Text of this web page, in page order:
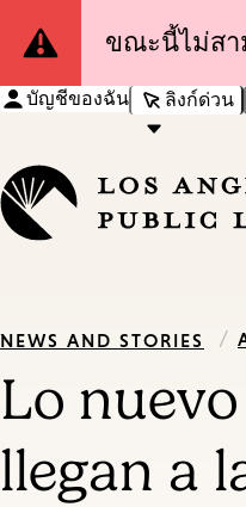
Site
ขณะนี้ไม่สา
บัญชีของฉัน ลิงก์ด่วน
NEWS AND STORIES /
Lo
llegan a